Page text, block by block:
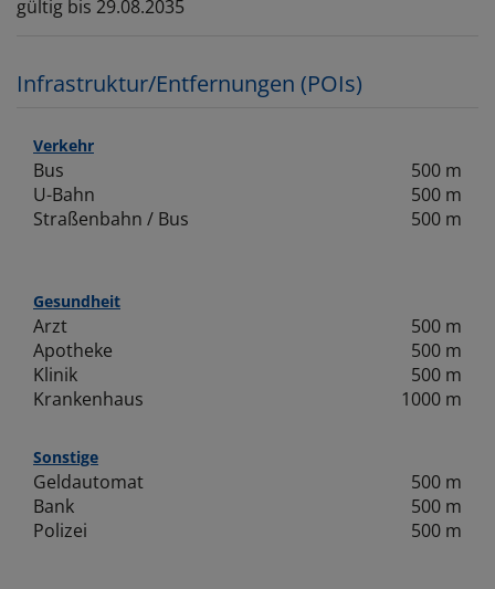
gültig bis 29.08.2035
Infrastruktur/Entfernungen (POIs)
Verkehr
Bus
500 m
U-Bahn
500 m
Straßenbahn / Bus
500 m
Gesundheit
Arzt
500 m
Apotheke
500 m
Klinik
500 m
Krankenhaus
1000 m
Sonstige
Geldautomat
500 m
Bank
500 m
Polizei
500 m